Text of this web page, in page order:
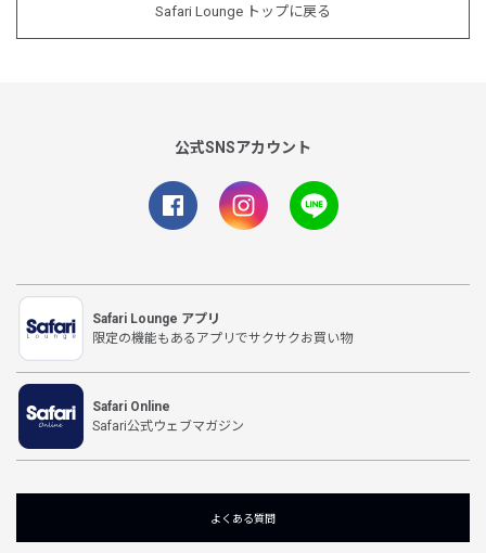
Safari Lounge トップに戻る
公式SNSアカウント
Safari Lounge アプリ
限定の機能もあるアプリでサクサクお買い物
Safari Online
Safari公式ウェブマガジン
よくある質問